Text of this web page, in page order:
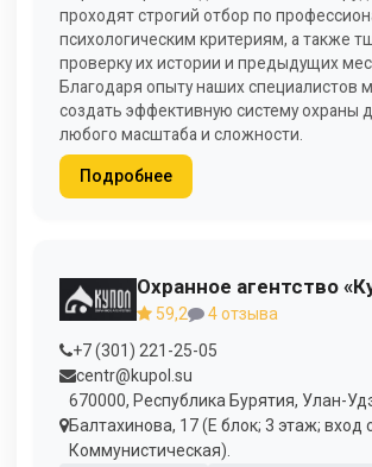
проходят строгий отбор по
психологическим критериям, а также
проверку их истории и предыдущих
Благодаря опыту наших
создать эффективную систему охраны
любого масштаба и сложности.
Подробнее
Охранное агентство
59,2
4 отзыва
+7 (301) 221-25-05
centr@kupol.su
670000, Республика Бурятия, Улан-
Балтахинова, 17 (Е блок; 3 этаж; вход с
Коммунистическая).